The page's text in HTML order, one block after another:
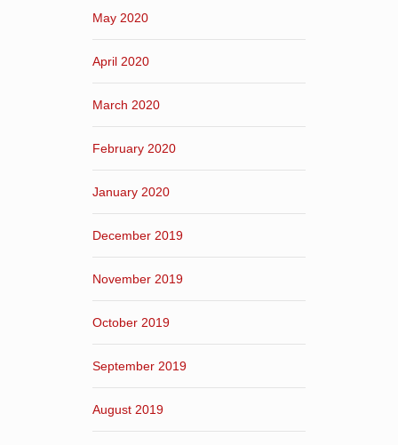
May 2020
April 2020
March 2020
February 2020
January 2020
December 2019
November 2019
October 2019
September 2019
August 2019